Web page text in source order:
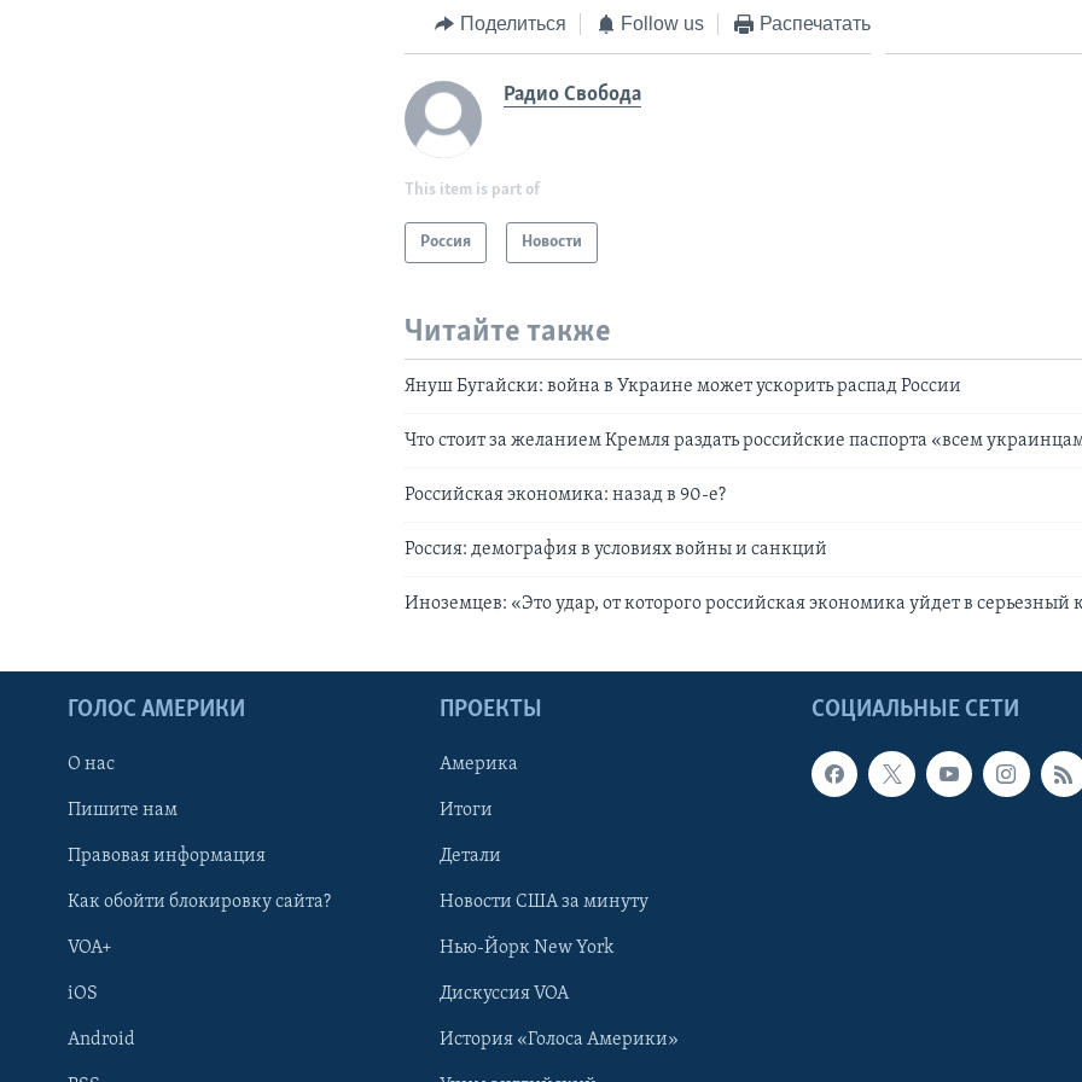
Поделиться Follow us Распечатать
Радио Свобода
This item is part of
Россия Новости
Читайте также
Януш Бугайски: война в Украине может ускорить распад России
Что стоит за желанием Кремля раздать российские паспорта «всем
Российская экономика: назад в 90-е?
Россия: демография в условиях войны и санкций
Иноземцев: «Это удар, от которого российская экономика уйдет в серьезный
СОЦИАЛЬНЫЕ СЕТИ
ГОЛОС АМЕРИКИ
О нас
Пишите нам
Правовая информация
Как обойти блокировку сайта?
VOA+
iOS
Android
ПРОЕКТЫ
Америка
Итоги
Детали
Новости США за минуту
Нью-Йорк New York
Дискуссия VOA
История «Голоса Америки»